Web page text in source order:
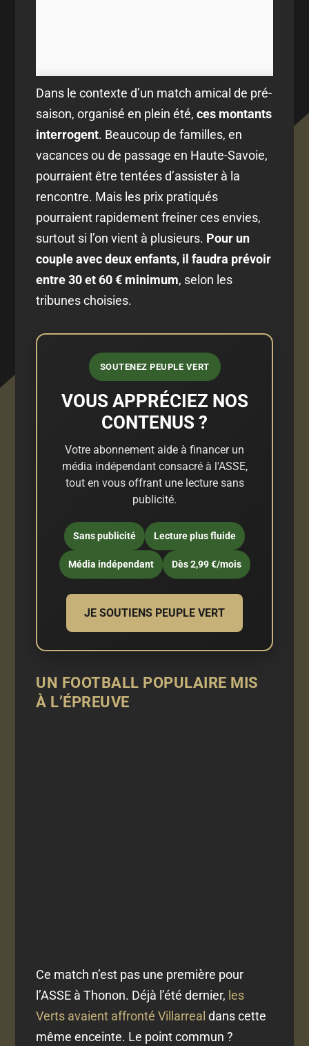
Dans le contexte d’un match amical de pré-
saison, organisé en plein été,ces montants
interrogent. Beaucoup de familles, en
vacances ou de passage en Haute-Savoie,
pourraient être tentées d’assister à la
rencontre. Mais les prix pratiqués
pourraient rapidement freiner ces envies,
surtout si l’on vient à plusieurs. Pour un
couple avec deux enfants, il faudra prévoir
entre 30 et 60 € minimum, selon les
tribunes choisies.
SOUTENEZ PEUPLE VERT
VOUS APPRÉCIEZ NOS
CONTENUS ?
Votre abonnement aide à financer un
média indépendant consacré à l'ASSE,
tout en vous offrant une lecture sans
publicité.
Sans publicité Lecture plus fluide
Média indépendant Dès 2,99 €/mois
JE SOUTIENS PEUPLE VERT
UN FOOTBALL POPULAIRE MIS
À L’ÉPREUVE
Ce match n’est pas une première pour
l’ASSE à Thonon. Déjà l’été dernier, les
Verts avaient affronté Villarreal dans cette
même enceinte. Le point commun ?